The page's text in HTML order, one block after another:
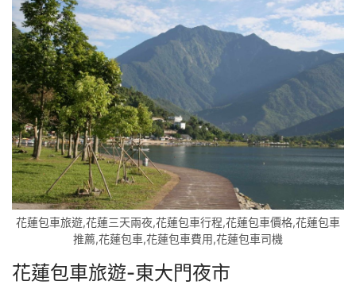
花蓮包車旅遊,花蓮三天兩夜,花蓮包車行程,花蓮包車價格,花蓮包車
推薦,花蓮包車,花蓮包車費用,花蓮包車司機
花蓮包車旅遊-東大門夜市